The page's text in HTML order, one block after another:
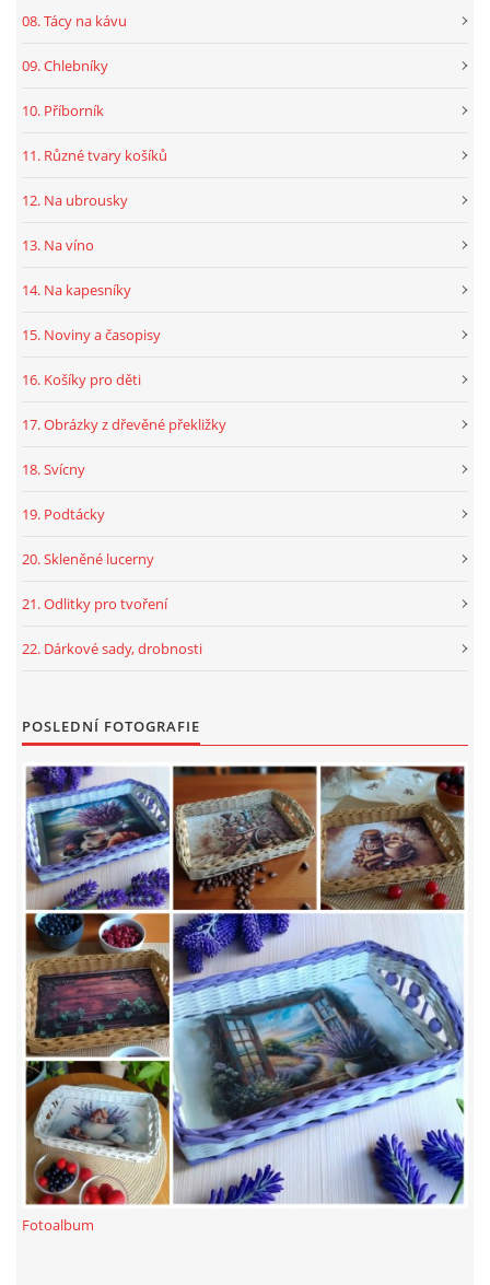
08. Tácy na kávu
09. Chlebníky
10. Příborník
11. Různé tvary košíků
12. Na ubrousky
13. Na víno
14. Na kapesníky
15. Noviny a časopisy
16. Košíky pro děti
17. Obrázky z dřevěné překližky
18. Svícny
19. Podtácky
20. Skleněné lucerny
21. Odlitky pro tvoření
22. Dárkové sady, drobnosti
POSLEDNÍ FOTOGRAFIE
Fotoalbum